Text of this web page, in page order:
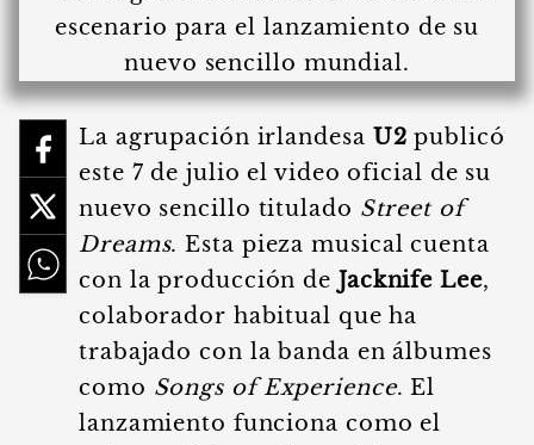
La agrupación irlandesa U2 publicó
este 7 de julio el video oficial de su
nuevo sencillo titulado Street of
Dreams. Esta pieza musical cuenta
con la producción de Jacknife Lee,
colaborador habitual que ha
trabajado con la banda en álbumes
como Songs of Experience. El
lanzamiento funciona como el